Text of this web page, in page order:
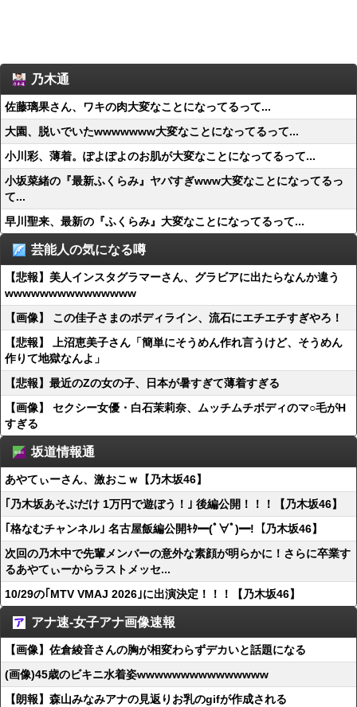
乃木通
佐藤璃果さん、ワキの肉大変なことになってるって...
大園、脱いでいたwwwwwww大変なことになってるって...
小川彩、薄着。ぽよぽよのお肌が大変なことになってるって...
小坂菜緒の『最新ふくらみ』ヤバすぎwww大変なことになってるっ
て...
早川聖来、最新の『ふくらみ』大変なことになってるって...
芸能人の気になる噂
【悲報】美人インスタグラマーさん、グラビアに出たらなんか違う
wwwwwwwwwwwwwww
【画像】 この佳子さまのボディライン、流石にエチエチすぎやろ！
【悲報】 上沼恵美子さん「簡単にそうめん作れ言うけど、そうめん
作りて地獄なんよ」
【悲報】最近のZの女の子、日本が暑すぎて薄着すぎる
【画像】 セクシー女優・白石茉莉奈、ムッチムチボディのマ○毛がH
すぎる
坂道情報通
あやてぃーさん、激おこｗ【乃木坂46】
｢乃木坂あそぶだけ 1万円で遊ぼう！｣ 後編公開！！！【乃木坂46】
｢格なむチャンネル｣ 名古屋飯編公開ｷﾀ━(ﾟ∀ﾟ)━!【乃木坂46】
次回の乃木中で先輩メンバーの意外な素顔が明らかに！さらに卒業す
るあやてぃーからラストメッセ...
10/29の｢MTV VMAJ 2026｣に出演決定！！！【乃木坂46】
アナ速‐女子アナ画像速報
【画像】佐倉綾音さんの胸が相変わらずデカいと話題になる
(画像)45歳のビキニ水着姿wwwwwwwwwwwwwww
【朗報】森山みなみアナの見返りお乳のgifが作成される